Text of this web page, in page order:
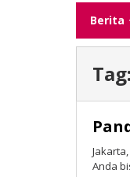
Berita
Tag:
Anda